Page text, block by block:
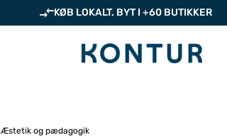
KØB LOKALT. BYT I +60 BUTIKKER
Æstetik og pædagogik